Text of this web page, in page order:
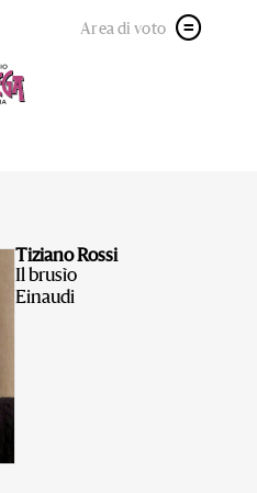
Area di voto
Tiziano Rossi
Il brusìo
Einaudi